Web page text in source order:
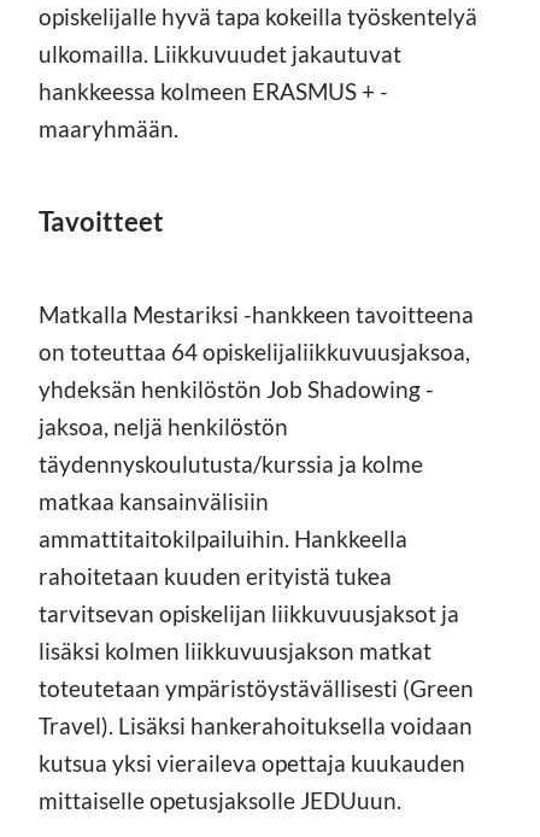
opiskelijalle hyvä tapa kokeilla työskentelyä
ulkomailla. Liikkuvuudet jakautuvat
hankkeessa kolmeen ERASMUS + -
maaryhmään.
Tavoitteet
Matkalla Mestariksi -hankkeen tavoitteena
on toteuttaa 64 opiskelijaliikkuvuusjaksoa,
yhdeksän henkilöstön Job Shadowing -
jaksoa, neljä henkilöstön
täydennyskoulutusta/kurssia ja kolme
matkaa kansainvälisiin
ammattitaitokilpailuihin. Hankkeella
rahoitetaan kuuden erityistä tukea
tarvitsevan opiskelijan liikkuvuusjaksot ja
lisäksi kolmen liikkuvuusjakson matkat
toteutetaan ympäristöystävällisesti (Green
Travel). Lisäksi hankerahoituksella voidaan
kutsua yksi vieraileva opettaja kuukauden
mittaiselle opetusjaksolle JEDUuun.